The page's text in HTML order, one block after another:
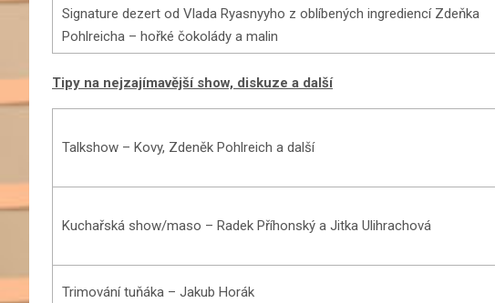
Signature dezert od Vlada Ryasnyyho z oblíbených ingrediencí Zdeňka
Pohlreicha – hořké čokolády a malin
Tipy na nejzajímavější show, diskuze a další
Talkshow – Kovy, Zdeněk Pohlreich a další
Kuchařská show/maso – Radek Příhonský a Jitka Ulihrachová
Trimování tuňáka – Jakub Horák